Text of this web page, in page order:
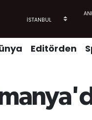
Editörden